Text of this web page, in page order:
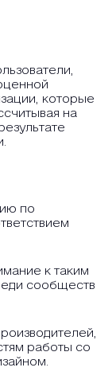
которые
на
по
к таким
сообществ
работы со